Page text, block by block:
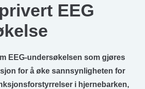
EEG
EEG-undersøkelsen som gjøres
for å øke sannsynligheten for
i hjernebarken,